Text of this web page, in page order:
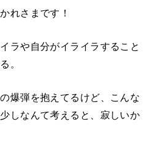
れさまです！
ラや自分がイライラすること
。
爆弾を抱えてるけど、こんな
しなんて考えると、寂しいか